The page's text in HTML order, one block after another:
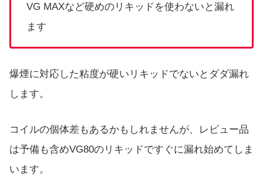
VG MAXなど硬めのリキッドを使わないと漏れ
ます
爆煙に対応した粘度が硬いリキッドでないとダダ漏れ
します。
コイルの個体差もあるかもしれませんが、レビュー品
は予備も含めVG80のリキッドですぐに漏れ始めてしま
います。